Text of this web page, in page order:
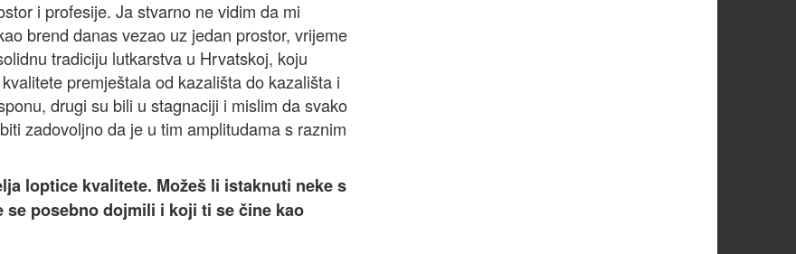
i profesije. Ja stvarno ne vidim da mi
brend danas vezao uz jedan prostor, vrijeme
tradiciju lutkarstva u Hrvatskoj, koju
premještala od kazališta do kazališta i
drugi su bili u stagnaciji i mislim da svako
zadovoljno da je u tim amplitudama s raznim
loptice kvalitete. Možeš li istaknuti neke s
posebno dojmili i koji ti se čine kao